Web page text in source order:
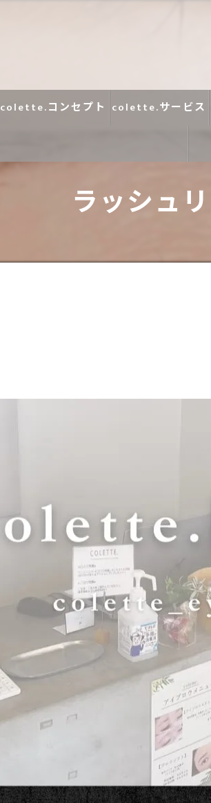
colette.コンセプト colette.サービス
ラッシュ